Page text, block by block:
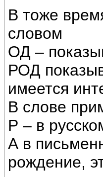
В тоже
словом
ОД –
РОД
имеется
В слове
Р – в
А в
рождение,